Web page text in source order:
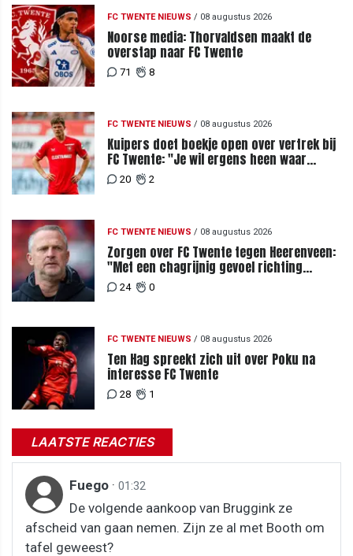
FC TWENTE NIEUWS / 08 augustus 2026
Noorse media: Thorvaldsen maakt de
overstap naar FC Twente
71 8
FC TWENTE NIEUWS / 08 augustus 2026
Kuipers doet boekje open over vertrek bij
FC Twente: "Je wil ergens heen waar
mensen je waarderen"
20 2
FC TWENTE NIEUWS / 08 augustus 2026
Zorgen over FC Twente tegen Heerenveen:
"Met een chagrijnig gevoel richting
Slowakije"
24 0
FC TWENTE NIEUWS / 08 augustus 2026
Ten Hag spreekt zich uit over Poku na
interesse FC Twente
28 1
LAATSTE REACTIES
Fuego · 01:32
De volgende aankoop van Bruggink ze
afscheid van gaan nemen. Zijn ze al met Booth om
tafel geweest?